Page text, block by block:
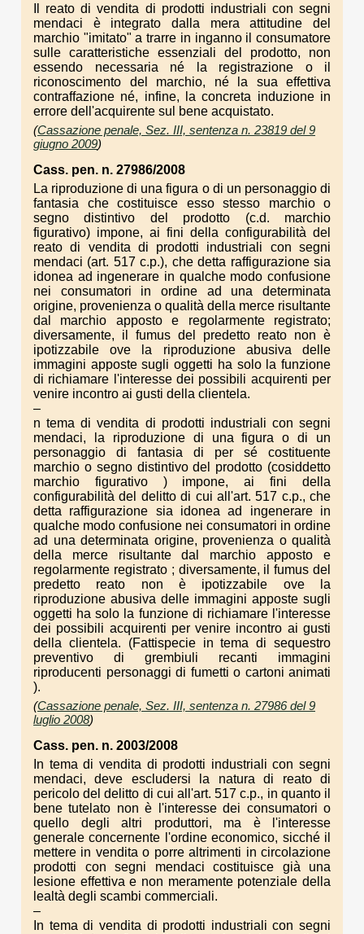
Il reato di vendita di prodotti industriali con segni
mendaci è integrato dalla mera attitudine del
marchio "imitato" a trarre in inganno il consumatore
sulle caratteristiche essenziali del prodotto, non
essendo necessaria né la registrazione o il
riconoscimento del marchio, né la sua effettiva
contraffazione né, infine, la concreta induzione in
errore dell'acquirente sul bene acquistato.
(Cassazione penale, Sez. III, sentenza n. 23819 del 9
giugno 2009)
Cass. pen. n. 27986/2008
La riproduzione di una figura o di un personaggio di
fantasia che costituisce esso stesso marchio o
segno distintivo del prodotto (c.d. marchio
figurativo) impone, ai fini della configurabilità del
reato di vendita di prodotti industriali con segni
mendaci (art. 517 c.p.), che detta raffigurazione sia
idonea ad ingenerare in qualche modo confusione
nei consumatori in ordine ad una determinata
origine, provenienza o qualità della merce risultante
dal marchio apposto e regolarmente registrato;
diversamente, il fumus del predetto reato non è
ipotizzabile ove la riproduzione abusiva delle
immagini apposte sugli oggetti ha solo la funzione
di richiamare l'interesse dei possibili acquirenti per
venire incontro ai gusti della clientela.
–
n tema di vendita di prodotti industriali con segni
mendaci, la riproduzione di una figura o di un
personaggio di fantasia di per sé costituente
marchio o segno distintivo del prodotto (cosiddetto
marchio figurativo ) impone, ai fini della
configurabilità del delitto di cui all'art. 517 c.p., che
detta raffigurazione sia idonea ad ingenerare in
qualche modo confusione nei consumatori in ordine
ad una determinata origine, provenienza o qualità
della merce risultante dal marchio apposto e
regolarmente registrato ; diversamente, il fumus del
predetto reato non è ipotizzabile ove la
riproduzione abusiva delle immagini apposte sugli
oggetti ha solo la funzione di richiamare l'interesse
dei possibili acquirenti per venire incontro ai gusti
della clientela. (Fattispecie in tema di sequestro
preventivo di grembiuli recanti immagini
riproducenti personaggi di fumetti o cartoni animati
).
(Cassazione penale, Sez. III, sentenza n. 27986 del 9
luglio 2008)
Cass. pen. n. 2003/2008
In tema di vendita di prodotti industriali con segni
mendaci, deve escludersi la natura di reato di
pericolo del delitto di cui all'art. 517 c.p., in quanto il
bene tutelato non è l'interesse dei consumatori o
quello degli altri produttori, ma è l'interesse
generale concernente l'ordine economico, sicché il
mettere in vendita o porre altrimenti in circolazione
prodotti con segni mendaci costituisce già una
lesione effettiva e non meramente potenziale della
lealtà degli scambi commerciali.
–
In tema di vendita di prodotti industriali con segni